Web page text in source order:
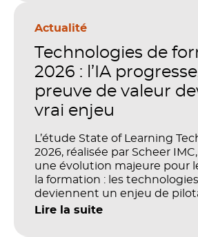
Actualité
Technologies de
2026 : l’IA
preuve de valeur
vrai enjeu
L’étude State of Learning
2026, réalisée par Scheer
une évolution majeure pour
la formation : les
deviennent un enjeu de
performance et de preuve de
Lire la suite